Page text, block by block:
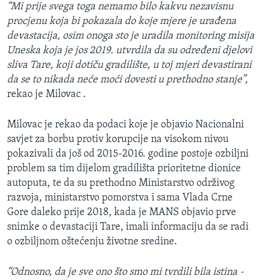
“Mi prije svega toga nemamo bilo kakvu nezavisnu
procjenu koja bi pokazala do koje mjere je urađena
devastacija, osim onoga sto je uradila monitoring misija
Uneska koja je jos 2019. utvrdila da su određeni djelovi
sliva Tare, koji dotiču gradilište, u toj mjeri devastirani
da se to nikada neće moći dovesti u prethodno stanje”,
rekao je Milovac .
Milovac je rekao da podaci koje je objavio Nacionalni
savjet za borbu protiv korupcije na visokom nivou
pokazivali da još od 2015-2016. godine postoje ozbiljni
problem sa tim dijelom gradilišta prioritetne dionice
autoputa, te da su prethodno Ministarstvo održivog
razvoja, ministarstvo pomorstva i sama Vlada Crne
Gore daleko prije 2018, kada je MANS objavio prve
snimke o devastaciji Tare, imali informaciju da se radi
o ozbiljnom oštećenju životne sredine.
“Odnosno, da je sve ono što smo mi tvrdili bila istina -